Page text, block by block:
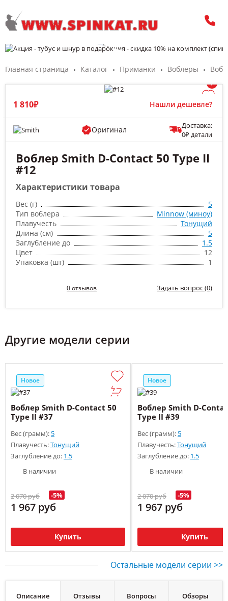
Главная страница Каталог Приманки Воблеры
/
1 810₽ Нашли дешевле?
Оригинал
Доставка:
0₽ детали
Воблер Smith D-Contact 50 Type II
#12
Характеристики товара
Вес (г)
5
Тип воблера
Minnow (миноу)
Плавучесть
Тонущий
Длина (см)
5
Заглубление до
1.5
Цвет
12
Упаковка (шт)
1
0 отзывов Задать вопрос (0)
Другие модели серии
Новое
Воблер Smith D-Contact 50
Type II #37
Вес (грамм): 5
Плавучесть:Тонущий
Заглубление до: 1.5
В наличии
2 070 руб -5%
1 967 руб
Купить
Новое
Воблер Smith D-
Type II #39
Вес (грамм): 5
Плавучесть:Тонущий
Заглубление до: 1.5
В наличии
2 070 руб -5%
1 967 руб
Купить
Остальные модели серии >>
Описание Отзывы Вопросы Обзоры